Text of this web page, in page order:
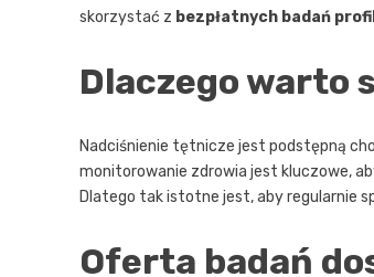
skorzystać z bezpłatnych badań
Dlaczego warto
Nadciśnienie tętnicze jest podstępną
monitorowanie zdrowia jest kluczowe,
Dlatego tak istotne jest, aby regularnie
Oferta badań